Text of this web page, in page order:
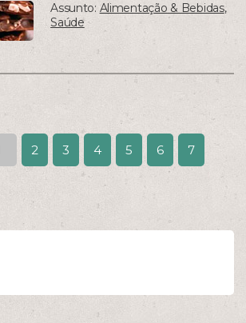
Assunto: Alimentação & Bebidas,
Saúde
2 3 4 5 6 7